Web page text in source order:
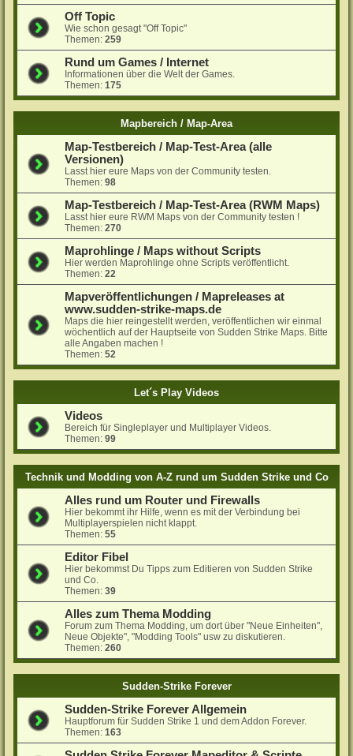
Off Topic
Wie schon gesagt "Off Topic"
Themen:259
Rund um Games / Internet
Informationen über die Welt der Games.
Themen:175
Mapbereich / Map-Area
Map-Testbereich / Map-Test-Area (alle
Versionen)
Lasst hier eure Maps von der Community testen.
Themen:98
Map-Testbereich / Map-Test-Area (RWM Maps)
Lasst hier eure RWM Maps von der Community testen !
Themen:270
Maprohlinge / Maps without Scripts
Hier werden Maprohlinge ohne Scripts veröffentlicht.
Themen:22
Mapveröffentlichungen / Mapreleases at
www.sudden-strike-maps.de
Maps die hier reingestellt werden, veröffentlichen wir einmal
wöchentlich auf der Hauptseite von Sudden Strike Maps. Bitte
alle Angaben machen !
Themen:52
Let´s Play Videos
Videos
Bereich für Singleplayer und Multiplayer Videos.
Themen:99
Technik und Modding von A-Z rund um Sudden Strike und Co
Alles rund um Router und Firewalls
Hier bekommt ihr Hilfe, wenn es mit der Verbindung bei
Multiplayerspielen nicht klappt.
Themen:55
Editor Fibel
Hier bekommst Du Tipps zum Editieren von Sudden Strike
und Co.
Themen:39
Alles zum Thema Modding
Forum zum Thema Modding, um dort über "Neue Einheiten",
Neue Objekte", "Modding Tools" usw zu diskutieren.
Themen:260
Sudden-Strike Forever
Sudden-Strike Forever Allgemein
Hauptforum für Sudden Strike 1 und dem Addon Forever.
Themen:163